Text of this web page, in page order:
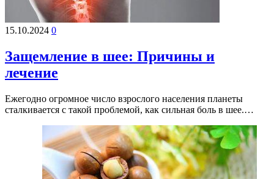
15.10.2024 0
Защемление в шее: Причины и
лечение
Ежегодно огромное число взрослого населения планеты
сталкивается с такой проблемой, как сильная боль в шее.…